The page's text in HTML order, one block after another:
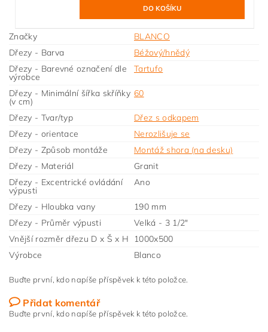
Značky
BLANCO
Dřezy - Barva
Béžový/hnědý
Dřezy - Barevné označení dle
výrobce
Tartufo
Dřezy - Minimální šířka skříňky
(v cm)
60
Dřezy - Tvar/typ
Dřez s odkapem
Dřezy - orientace
Nerozlišuje se
Dřezy - Způsob montáže
Montáž shora (na desku)
Dřezy - Materiál
Granit
Dřezy - Excentrické ovládání
výpusti
Ano
Dřezy - Hloubka vany
190 mm
Dřezy - Průměr výpusti
Velká - 3 1/2"
Vnější rozměr dřezu D x Š x H
1000x500
Výrobce
Blanco
Buďte první, kdo napíše příspěvek k této položce.
Přidat komentář
Buďte první, kdo napíše příspěvek k této položce.